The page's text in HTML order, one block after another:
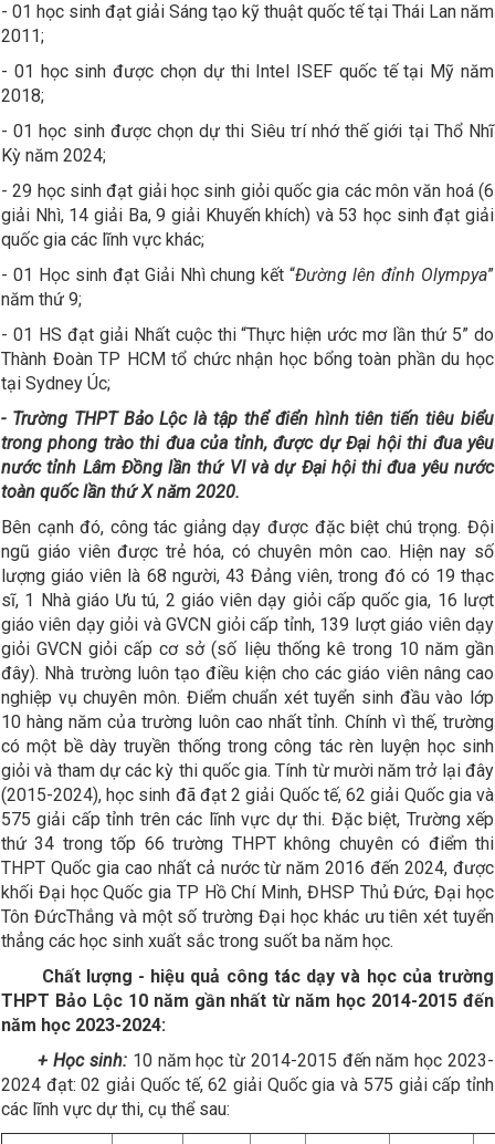
- 01 học sinh đạt giải Sáng tạo kỹ thuật quốc tế tại Thái Lan năm
2011;
- 01 học sinh được chọn dự thi Intel ISEF quốc tế tại Mỹ năm
2018;
- 01 học sinh được chọn dự thi Siêu trí nhớ thế giới tại Thổ Nhĩ
Kỳ năm 2024;
- 29 học sinh đạt giải học sinh giỏi quốc gia các môn văn hoá (6
giải Nhì, 14 giải Ba, 9 giải Khuyến khích) và 53 học sinh đạt giải
quốc gia các lĩnh vực khác;
- 01 Học sinh đạt Giải Nhì chung kết “Đường lên đỉnh Olympya”
năm thứ 9;
- 01 HS đạt giải Nhất cuộc thi “Thực hiện ước mơ lần thứ 5” do
Thành Đoàn TP HCM tổ chức nhận học bổng toàn phần du học
tại Sydney Úc;
- Trường THPT Bảo Lộc là tập thể điển hình tiên tiến tiêu biểu
trong phong trào thi đua của tỉnh, được dự Đại hội thi đua yêu
nước tỉnh Lâm Đồng lần thứ VI và dự Đại hội thi đua yêu nước
toàn quốc lần thứ X năm 2020.
Bên cạnh đó, công tác giảng dạy được đặc biệt chú trọng. Đội
ngũ giáo viên được trẻ hóa, có chuyên môn cao. Hiện nay số
lượng giáo viên là 68 người, 43 Đảng viên, trong đó có 19 thạc
sĩ, 1 Nhà giáo Ưu tú, 2 giáo viên dạy giỏi cấp quốc gia, 16 lượt
giáo viên dạy giỏi và GVCN giỏi cấp tỉnh, 139 lượt giáo viên dạy
giỏi GVCN giỏi cấp cơ sở (số liệu thống kê trong 10 năm gần
đây). Nhà trường luôn tạo điều kiện cho các giáo viên nâng cao
nghiệp vụ chuyên môn. Điểm chuẩn xét tuyển sinh đầu vào lớp
10 hàng năm của trường luôn cao nhất tỉnh. Chính vì thế, trường
có một bề dày truyền thống trong công tác rèn luyện học sinh
giỏi và tham dự các kỳ thi quốc gia. Tính từ mười năm trở lại đây
(2015-2024), học sinh đã đạt 2 giải Quốc tế, 62 giải Quốc gia và
575 giải cấp tỉnh trên các lĩnh vực dự thi. Đặc biệt, Trường xếp
thứ 34 trong tốp 66 trường THPT không chuyên có điểm thi
THPT Quốc gia cao nhất cả nước từ năm 2016 đến 2024, được
khối Đại học Quốc gia TP Hồ Chí Minh, ĐHSP Thủ Đức, Đại học
Tôn ĐứcThắng và một số trường Đại học khác ưu tiên xét tuyển
thẳng các học sinh xuất sắc trong suốt ba năm học.
Chất lượng - hiệu quả công tác dạy và học của trường
THPT Bảo Lộc 10 năm gần nhấttừ năm học 2014-2015 đến
năm học 2023-2024:
+ Học sinh: 10 năm học từ 2014-2015 đến năm học 2023-
2024 đạt: 02 giải Quốc tế, 62 giải Quốc gia và 575 giải cấp tỉnh
các lĩnh vực dự thi, cụ thể sau: